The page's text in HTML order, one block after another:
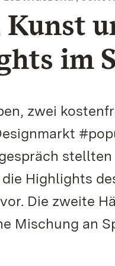
Kunst
im
zwei
Highlights
Die zweite
Mischung an